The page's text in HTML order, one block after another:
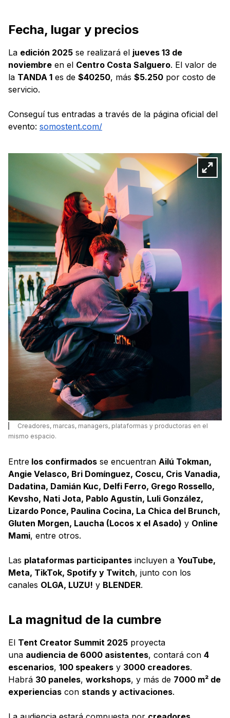
Fecha, lugar y precios
La edición 2025 se realizará el jueves 13 de
noviembre en el Centro Costa Salguero. El valor de
la TANDA 1 es de $40250, más $5.250 por costo de
servicio.
Conseguí tus entradas a través de la página oficial del
evento: somostent.com/
Creadores, marcas, managers, plataformas y productoras en el
mismo espacio.
Entre los confirmados se encuentran Ailú Tokman,
Angie Velasco, Bri Domínguez, Coscu, Cris Vanadia,
Dadatina, Damián Kuc, Delfi Ferro, Grego Rossello,
Kevsho, Nati Jota, Pablo Agustín, Luli González,
Lizardo Ponce, Paulina Cocina, La Chica del Brunch,
Gluten Morgen, Laucha (Locos x el Asado) y Online
Mami, entre otros.
Las plataformas participantes incluyen a YouTube,
Meta, TikTok, Spotify y Twitch, junto con los
canales OLGA, LUZU! y BLENDER.
La magnitud de la cumbre
El Tent Creator Summit 2025 proyecta
una audiencia de 6000 asistentes, contará con 4
escenarios, 100 speakers y 3000 creadores.
Habrá 30 paneles, workshops, y más de 7000 m² de
experiencias con stands y activaciones.